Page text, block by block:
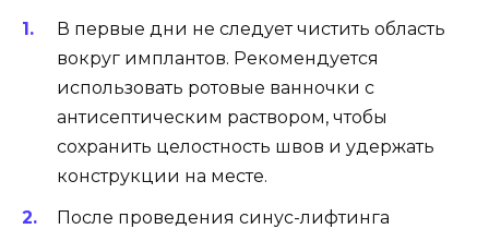
В первые дни не следует чистить область
вокруг имплантов. Рекомендуется
использовать ротовые ванночки с
антисептическим раствором, чтобы
сохранить целостность швов и удержать
конструкции на месте.
После проведения синус-лифтинга